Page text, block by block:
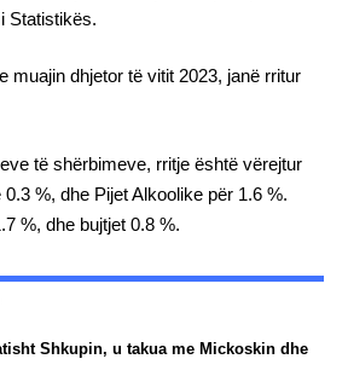
Statistikës.
muajin dhjetor të vitit 2023, janë rritur
të shërbimeve, rritje është vërejtur
%, dhe Pijet Alkoolike për 1.6 %.
%, dhe bujtjet 0.8 %.
Shkupin, u takua me Mickoskin dhe